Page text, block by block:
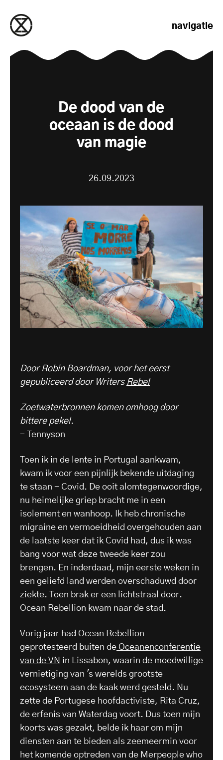
navigatie
De dood van de
oceaan is de dood
van magie
26.09.2023
Door Robin Boardman, voor het eerst
gepubliceerd door Writers Rebel
Zoetwaterbronnen komen omhoog door
bittere pekel.
- Tennyson
Toen ik in de lente in Portugal aankwam,
kwam ik voor een pijnlijk bekende uitdaging
te staan - Covid. De ooit alomtegenwoordige,
nu heimelijke griep bracht me in een
isolement en wanhoop. Ik heb chronische
migraine en vermoeidheid overgehouden aan
de laatste keer dat ik Covid had, dus ik was
bang voor wat deze tweede keer zou
brengen. En inderdaad, mijn eerste weken in
een geliefd land werden overschaduwd door
ziekte. Toen brak er een lichtstraal door.
Ocean Rebellion kwam naar de stad.
Vorig jaar had Ocean Rebellion
geprotesteerd buiten de Oceanenconferentie
van de VN in Lissabon, waarin de moedwillige
vernietiging van 's werelds grootste
ecosysteem aan de kaak werd gesteld. Nu
zette de Portugese hoofdactiviste, Rita Cruz,
de erfenis van Waterdag voort. Dus toen mijn
koorts was gezakt, belde ik haar om mijn
diensten aan te bieden als zeemeermin voor
het komende optreden van de Merpeople who